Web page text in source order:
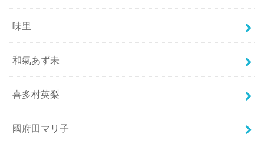
味里
和氣あず未
喜多村英梨
國府田マリ子